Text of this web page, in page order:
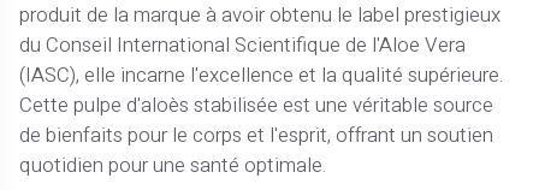
produit de la marque à avoir obtenu le label prestigieux
du Conseil International Scientifique de l'Aloe Vera
(IASC), elle incarne l'excellence et la qualité supérieure.
Cette pulpe d'aloès stabilisée est une véritable source
de bienfaits pour le corps et l'esprit, offrant un soutien
quotidien pour une santé optimale.